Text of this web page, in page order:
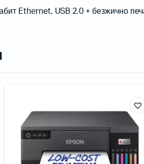
Ethernet, USB 2.0 + безжично